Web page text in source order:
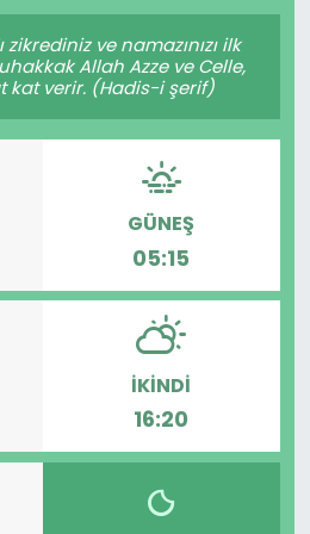
ve namazınızı ilk
Allah Azze ve Celle,
kat verir. (Hadis-i şerif)
GÜNEŞ
05:15
İKINDI
16:20
2018